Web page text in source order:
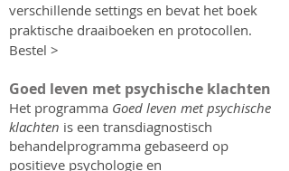
verschillende settings en bevat het boek
praktische draaiboeken en protocollen.
Bestel >
Goed leven met psychische klachten
Het programma Goed leven met psychische
klachten is een transdiagnostisch
behandelprogramma gebaseerd op
positieve psychologie en